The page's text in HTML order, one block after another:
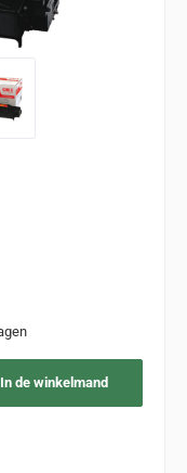
In de winkelmand